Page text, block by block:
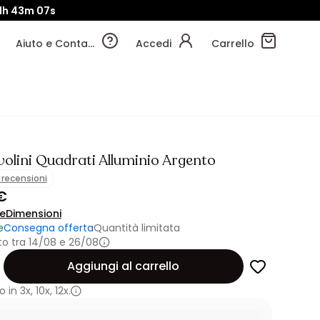
43m 06s
Aiuto e Contatti Accedi Carrello
Quadrati Alluminio Argento
recensioni
Dimensioni
Consegna offertaQuantità limitata
tra 14/08 e 26/08
Aggiungi al carrello
in 3x, 10x, 12x.